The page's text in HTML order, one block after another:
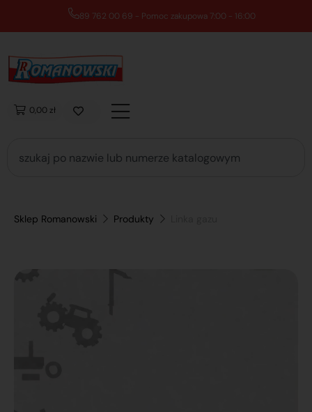
89 762 00 69 - Pomoc zakupowa 7:00 - 16:00
0,00 zł
Sklep Romanowski Produkty